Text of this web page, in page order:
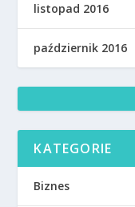
listopad 2016
październik 2016
KATEGORIE
Biznes